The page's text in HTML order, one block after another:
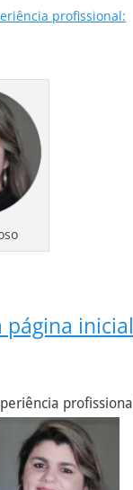
profissional:
página inicial
profissional